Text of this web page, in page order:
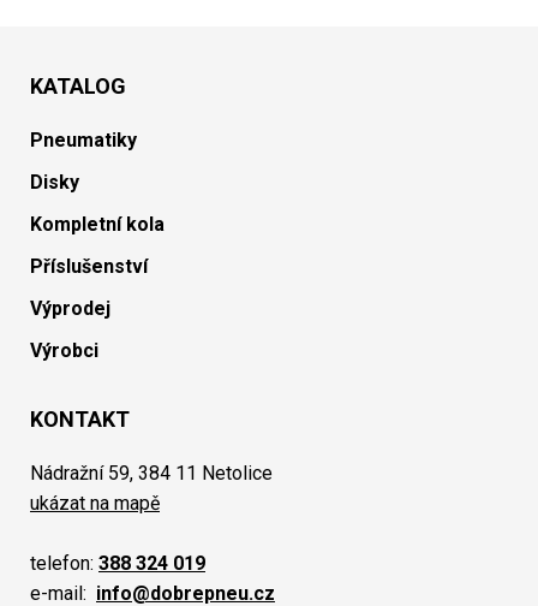
KATALOG
Pneumatiky
Disky
Kompletní kola
Příslušenství
Výprodej
Výrobci
KONTAKT
Nádražní 59, 384 11 Netolice
ukázat na mapě
telefon: 388 324 019
e-mail: info@dobrepneu.cz